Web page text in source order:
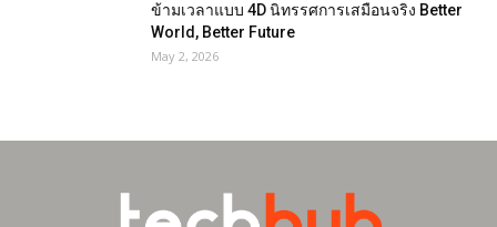
ข้ามเวลาแบบ 4D นิทรรศการเสมือนจริง Better
World, Better Future
May 2, 2026